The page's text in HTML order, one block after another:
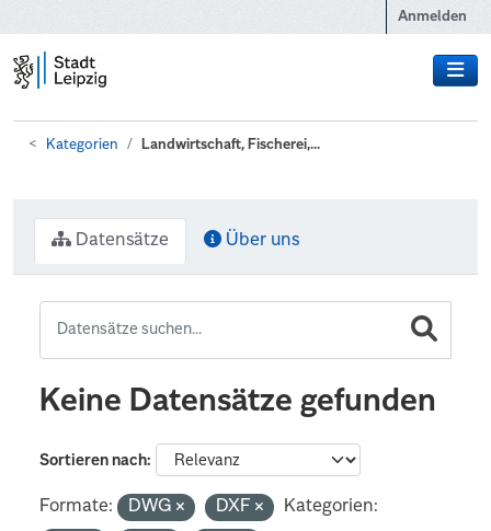
Anmelden
Kategorien Landwirtschaft, Fischerei,...
Datensätze Über uns
Keine Datensätze gefunden
Sortieren nach
Formate: DWG DXF
Kategorien: